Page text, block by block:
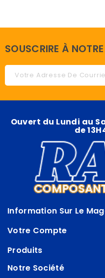
SOUSCRIRE À
Ouvert du Lundi au
de
Information Sur Le
Votre Compte
Produits
Notre Société